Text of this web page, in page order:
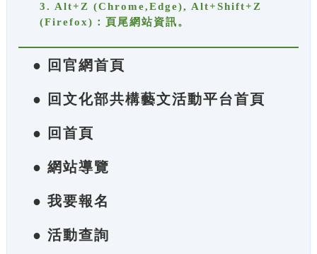
3. Alt+Z (Chrome,Edge), Alt+Shift+Z
(Firefox)：頁尾網站資訊。
● 回官網首頁
● 回文化部共構藝文活動平台首頁
● 回首頁
● 網站導覽
● 我要報名
● 活動查詢